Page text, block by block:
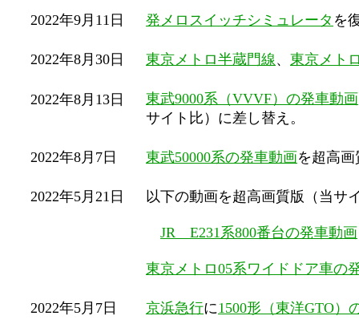
2022年9月11日 発メロスイッチシミュレータ を
2022年8月30日 東京メトロ半蔵門線、 東京メト
2022年8月13日 東武9000系（VVVF）の発車動画
サイト比）に差し替え。
2022年8月7日 東武50000系の発車動画を超高
2022年5月21日 以下の動画を超高画質版（当サ
JR E231系800番台の発車動画
東京メトロ05系ワイドドア車の
2022年5月7日 京浜急行に1500形（東洋GTO）